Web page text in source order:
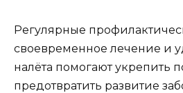
Регулярные
своевременное лечение и
налёта помогают укрепить
предотвратить развитие